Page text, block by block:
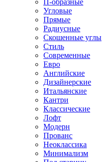
П-образные
Угловые
Прямые
Радиусные
Скошенные углы
Стиль
Современные
Евро
Английские
Дизайнерские
Итальянские
Кантри
Классические
Лофт
Модерн
Прованс
Неоклассика
Минимализм